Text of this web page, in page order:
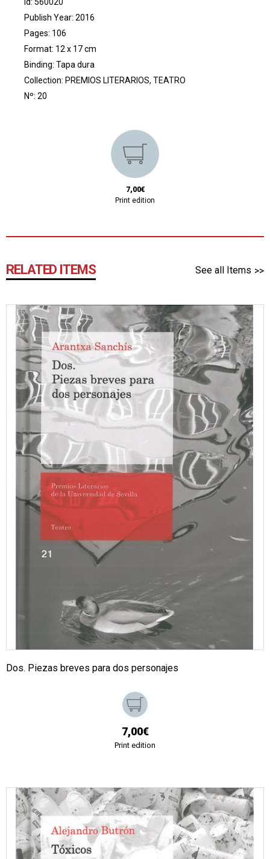
Publish Year: 2016
Pages: 106
Format: 12 x 17 cm
Binding: Tapa dura
Collection: PREMIOS LITERARIOS, TEATRO
Nº: 20
7,00€
Print edition
RELATED ITEMS See all Items
Dos. Piezas breves para dos personajes
7,00€
Print edition